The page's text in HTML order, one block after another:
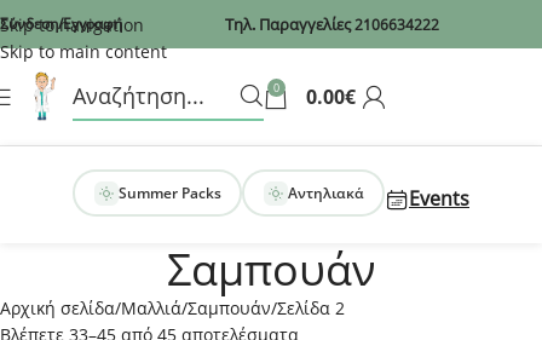
Recaptcha
Skip to navigation
Skip to main content
Σύνδεση/Εγγραφή Τηλ. Παραγγελίες2106634222
0 0.00€
Summer Packs Αντηλιακά Events
Σαμπουάν
Αρχική σελίδα Μαλλιά Σαμπουάν Σελίδα 2
Βλέπετε 33–45 από 45 αποτελέσματα